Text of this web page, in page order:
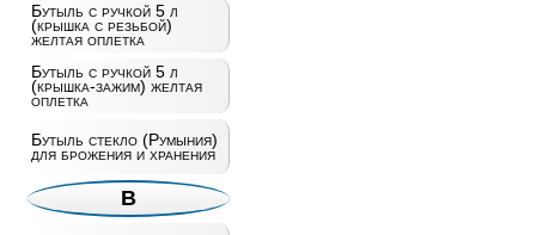
Бутыль с ручкой 5 л
(крышка с резьбой)
желтая оплетка
Бутыль с ручкой 5 л
(крышка-зажим) желтая
оплетка
Бутыль стекло (Румыния)
для брожения и хранения
В